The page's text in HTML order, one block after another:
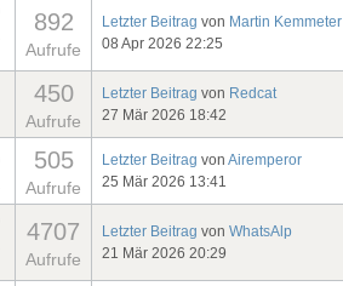
892
Aufrufe
Letzter Beitrag von Martin Kemmeter
08 Apr 2026 22:25
450
Aufrufe
Letzter Beitrag von Redcat
27 Mär 2026 18:42
505
Aufrufe
Letzter Beitrag vonAiremperor
25 Mär 2026 13:41
4707
Aufrufe
Letzter Beitrag vonWhatsAlp
21 Mär 2026 20:29